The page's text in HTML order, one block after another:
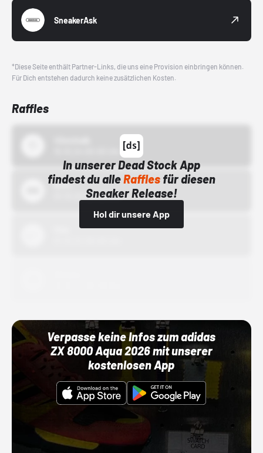
SneakerAsk
*Diese Seite enthält Partner-Links, die uns eine Provision einbringen können.
Für Dich entstehen dadurch keine zusätzlichen Kosten.
Raffles
In unserer Dead Stock App
findest du alleRafflesfür diesen
Sneaker Release!
Hol dir unsere App
Bstn
01.10.22 00:00 Uhr
Verpasse keine Infos zum adidas
ZX 8000 Aqua 2026 mit unserer
kostenlosen App